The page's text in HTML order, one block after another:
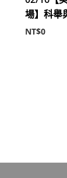
場】科舉
NT$0